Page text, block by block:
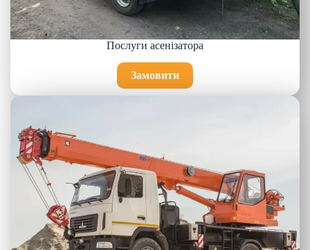
Послуги асенізатора
Замовити